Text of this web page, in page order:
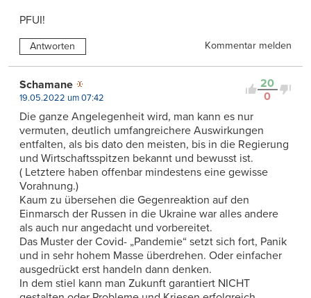
PFUI!
Antworten Kommentar melden
20
0
Schamane
19.05.2022 um 07:42
Die ganze Angelegenheit wird, man kann es nur
vermuten, deutlich umfangreichere Auswirkungen
entfalten, als bis dato den meisten, bis in die Regierung
und Wirtschaftsspitzen bekannt und bewusst ist.
( Letztere haben offenbar mindestens eine gewisse
Vorahnung.)
Kaum zu übersehen die Gegenreaktion auf den
Einmarsch der Russen in die Ukraine war alles andere
als auch nur angedacht und vorbereitet.
Das Muster der Covid- „Pandemie“ setzt sich fort, Panik
und in sehr hohem Masse überdrehen. Oder einfacher
ausgedrückt erst handeln dann denken.
In dem stiel kann man Zukunft garantiert NICHT